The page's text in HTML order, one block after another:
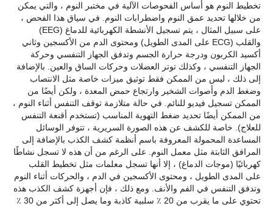
تخطيط النوم هو أساس الفحوصات الآلية في مختبر النوم ، والتي يمكن
من خلالها تحديد عمق النوم واضطرابات النوم. في سياق هذا الفحص ،
على سبيل المثال ، يتم تسجيل الأنشطة الكهربائية للدماغ (EEG)
والقلب (ECG على المدى الطويل) ومحتوى الدم من الأكسجين وثاني
أكسيد الكربون ودرجة حرارة الجسم وتدفق الجهاز التنفسي وحركة
الجهاز التنفسي ، وكذلك توتر العضلات وحركات الساق والعين. بالإضافة
إلى ذلك ، ليس من الممكن فقط توثيق ميزات خاصة مثل الانتصاب
وضغط الدم وأصوات الشخير وارتجاع حمض المعدة ، ولكن أيضًا من
الممكن تسجيل فيديو للنائم. في حالة متلازمة توقف التنفس أثناء النوم ،
من الممكن أيضًا تحديد ضغط التهوية المناسب (تستخدم أقنعة التنفس
للعلاج). خاصة للكشف عن هذه الصورة السريرية ، تتوفر الوسائل
المساعدة المحمولة المعروفة باسم أنظمة كشف الكذب بالإضافة إلى
المرافق الثابتة مثل معمل النوم. على الرغم من أن هذه لا تسجل نشاطًا
كهربائيًا (موجات الدماغ) ، إلا أنها تسجل معلمات مثل تخطيط القلب
على المدى الطويل ، ومحتوى الأكسجين في الدم ، والحركات أثناء النوم
وتدفق التنفس في الفم والأنف. ومع ذلك ، فإن أجهزة كشف الكذب هذه
تحتوي على ما يقرب من 20 ٪ سلبية كاذبة وما يصل إلى أكثر من 30 ٪